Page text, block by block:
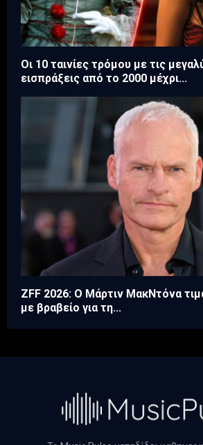
Οι 10 ταινίες τρόμου με τις
εισπράξεις από το 2000 μέχρι...
ZFF 2026: Ο Μάρτιν ΜακΝτόνα
με βραβείο για τη...